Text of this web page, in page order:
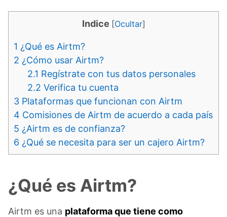
Indice [Ocultar]
1 ¿Qué es Airtm?
2 ¿Cómo usar Airtm?
2.1 Regístrate con tus datos personales
2.2 Verifica tu cuenta
3 Plataformas que funcionan con Airtm
4 Comisiones de Airtm de acuerdo a cada país
5 ¿Airtm es de confianza?
6 ¿Qué se necesita para ser un cajero Airtm?
¿Qué es Airtm?
Airtm es una plataforma que tiene como